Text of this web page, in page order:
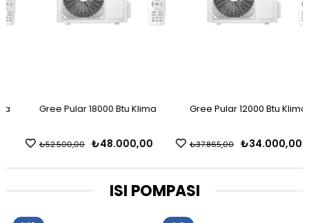
Gree Pular 18000 Btu Klima
₺48.000,00
₺52.500,00
Gree Pular 12000 Btu Klima
₺34.000,00
₺37.865,00
ISI POMPASI